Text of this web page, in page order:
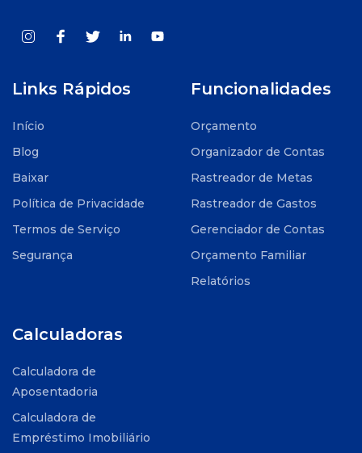
Links Rápidos
Início
Blog
Baixar
Política de Privacidade
Termos de Serviço
Segurança
Funcionalidades
Orçamento
Organizador de Contas
Rastreador de Metas
Rastreador de Gastos
Gerenciador de Contas
Orçamento Familiar
Relatórios
Calculadoras
Calculadora de
Aposentadoria
Calculadora de
Empréstimo Imobiliário